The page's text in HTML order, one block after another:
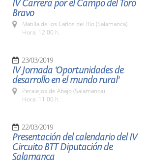
IV Carrera por el Campo del Toro
Bravo
Matilla de los Caños del Río (Salamanca)
Hora: 12:00 h.
23/03/2019
IV Jornada 'Oportunidades de
desarrollo en el mundo rural'
Peralejos de Abajo (Salamanca)
Hora: 11:00 h.
22/03/2019
Presentación del calendario del IV
Circuito BTT Diputación de
Salamanca